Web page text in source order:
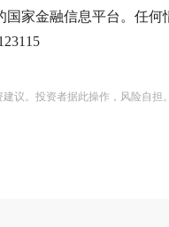
家金融信息平台。任
议。投资者据此操作，风险自担。